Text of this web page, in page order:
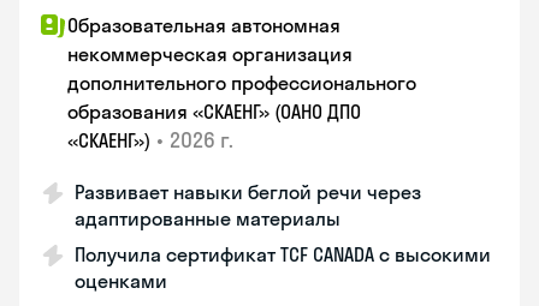
Образовательная автономная
некоммерческая организация
дополнительного профессионального
образования «СКАЕНГ» (ОАНО ДПО
«СКАЕНГ») • 2026 г.
Развивает навыки беглой речи через
адаптированные материалы
Получила сертификат TCF CANADA с высокими
оценками